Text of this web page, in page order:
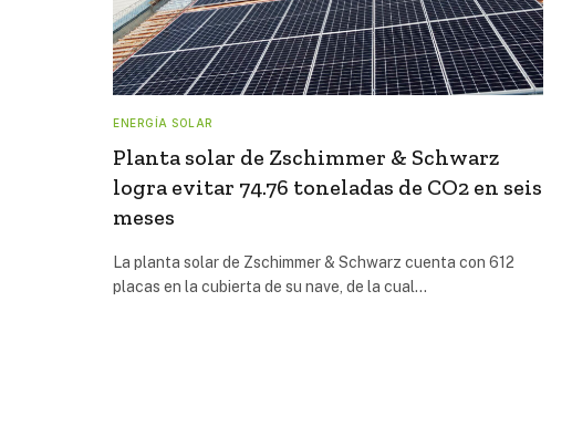
ENERGÍA SOLAR
Planta solar de Zschimmer & Schwarz
logra evitar 74.76 toneladas de CO2 en seis
meses
La planta solar de Zschimmer & Schwarz cuenta con 612
placas en la cubierta de su nave, de la cual…